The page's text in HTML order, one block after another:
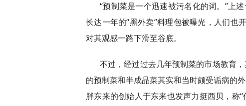
“预制菜是一个迅速被污名化的词。”上
长达一年的“黑外卖”料理包被曝光，人们也
对其观感一路下滑至谷底。
不过，经过过去几年预制菜的市场教育
的预制菜和半成品菜其实和当时颇受诟病的
胖东来的创始人于东来也发声力挺西贝，称